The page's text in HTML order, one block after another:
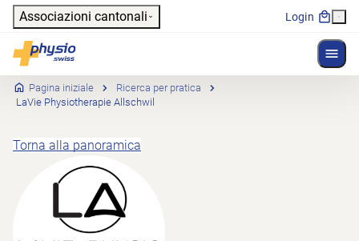
Header
Associazioni cantonali Login
Physioswiss
Navigazione principale
Pagina iniziale
Ricerca per pratica
LaVie Physiotherapie Allschwil
Torna alla panoramica